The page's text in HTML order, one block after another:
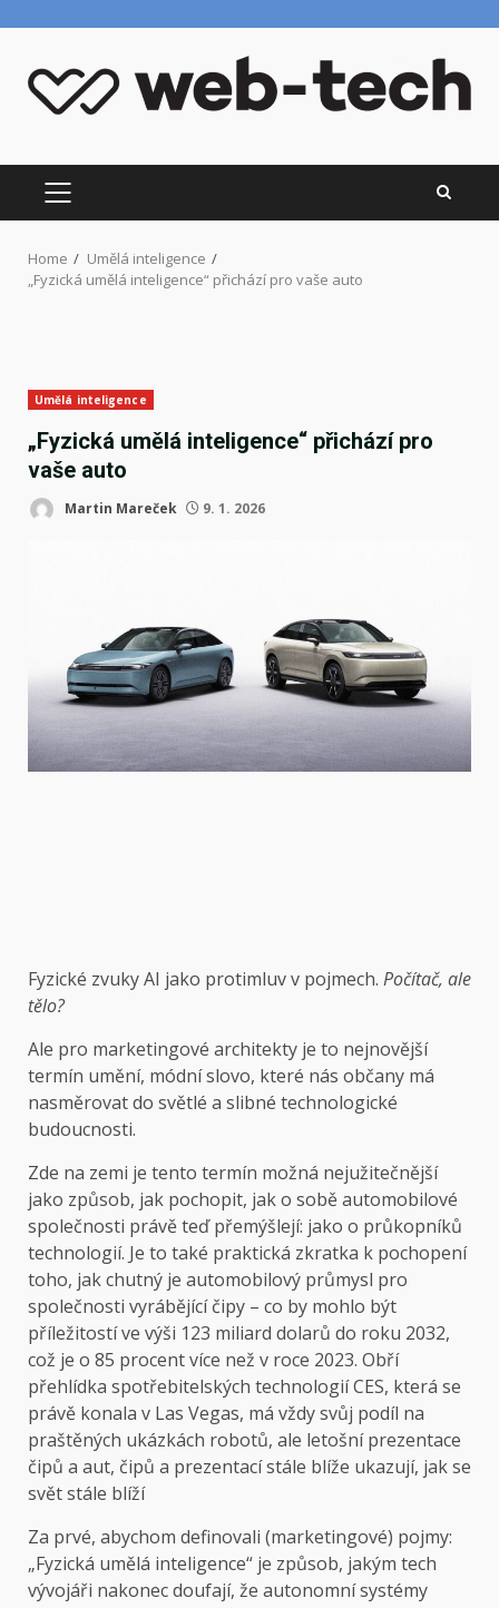
content
PRIMARY
MENU
Home
Umělá inteligence
„Fyzická umělá inteligence“ přichází pro vaše auto
Umělá inteligence
„Fyzická umělá inteligence“ přichází pro
vaše auto
Martin Mareček 9. 1. 2026
Fyzické zvuky AI jako protimluv v pojmech. Počítač, ale
tělo?
Ale pro marketingové architekty je to nejnovější
termín umění, módní slovo, které nás občany má
nasměrovat do světlé a slibné technologické
budoucnosti.
Zde na zemi je tento termín možná nejužitečnější
jako způsob, jak pochopit, jak o sobě automobilové
společnosti právě teď přemýšlejí: jako o průkopníků
technologií. Je to také praktická zkratka k pochopení
toho, jak chutný je automobilový průmysl pro
společnosti vyrábějící čipy – co by mohlo být
příležitostí ve výši 123 miliard dolarů do roku 2032,
což je o 85 procent více než v roce 2023. Obří
přehlídka spotřebitelských technologií CES, která se
právě konala v Las Vegas, má vždy svůj podíl na
praštěných ukázkách robotů, ale letošní prezentace
čipů a aut, čipů a prezentací stále blíže ukazují, jak se
svět stále blíží
Za prvé, abychom definovali (marketingové) pojmy:
„Fyzická umělá inteligence“ je způsob, jakým tech
vývojáři nakonec doufají, že autonomní systémy